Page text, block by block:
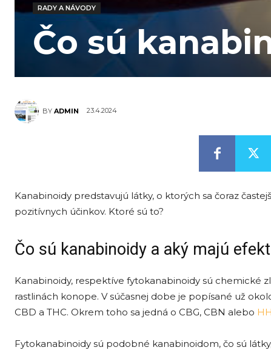
RADY A NÁVODY
Čo sú
BY ADMIN 23.4.2024
Kanabinoidy predstavujú látky, o ktorých sa čoraz
pozitívnych účinkov. Ktoré sú to?
Čo sú kanabinoidy a aký majú efekt
Kanabinoidy, respektíve fytokanabinoidy sú chemické
rastlinách konope. V súčasnej dobe je popísané už
CBD a THC. Okrem toho sa jedná o CBG, CBN alebo
Fytokanabinoidy sú podobné kanabinoidom, čo sú